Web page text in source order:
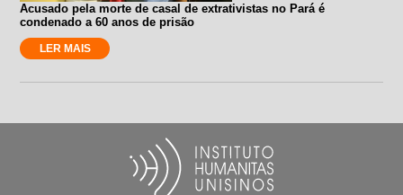
Acusado pela morte de casal de extrativistas no Pará é
condenado a 60 anos de prisão
LER MAIS